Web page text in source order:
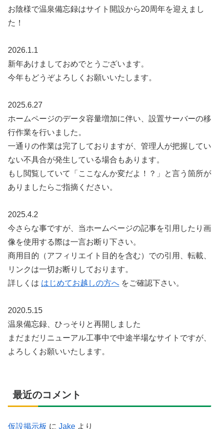
お陰様で温泉備忘録はサイト開設から20周年を迎えまし
た！
2026.1.1
新年あけましておめでとうございます。
今年もどうぞよろしくお願いいたします。
2025.6.27
ホームページのデータ容量増加に伴い、設置サーバーの移
行作業を行いました。
一通りの作業は完了しておりますが、管理人が把握してい
ない不具合が発生している場合もあります。
もし閲覧していて「ここなんか変だよ！？」と言う箇所が
ありましたらご指摘ください。
2025.4.2
今さらな事ですが、当ホームページの記事を引用したり画
像を使用する際は一言お断り下さい。
商用目的（アフィリエイト目的を含む）での引用、転載、
リンクは一切お断りしております。
詳しくは はじめてお越しの方へ をご確認下さい。
2020.5.15
温泉備忘録、ひっそりと再開しました
まだまだリニューアル工事中で中途半場なサイトですが、
よろしくお願いいたします。
最近のコメント
仮設掲示板 に Jake より